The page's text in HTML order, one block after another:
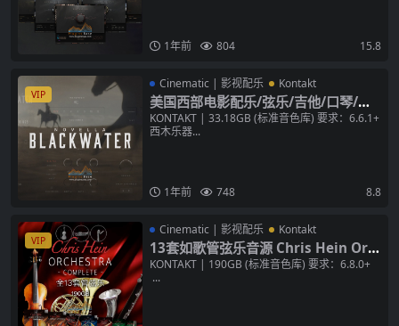
1年前 804 15.8
VIP
Cinematic | 影视配乐 Kontakt
美国西部电影配乐/弦乐/吉他/口琴/口
弦/等综合类音源 Westwood Instru
ments Novella Blackwater KONTA
KONTAKT | 33.18GB (标准音色库) 要求：6.6.1+
西木乐器...
1年前 748 8.8
VIP
Cinematic | 影视配乐 Kontakt
13套如歌管弦乐音源 Chris Hein Orc
hestra Complete KONTAKT 弦乐/铜
管/木管/交响乐
KONTAKT | 190GB (标准音色库) 要求：6.8.0+
...